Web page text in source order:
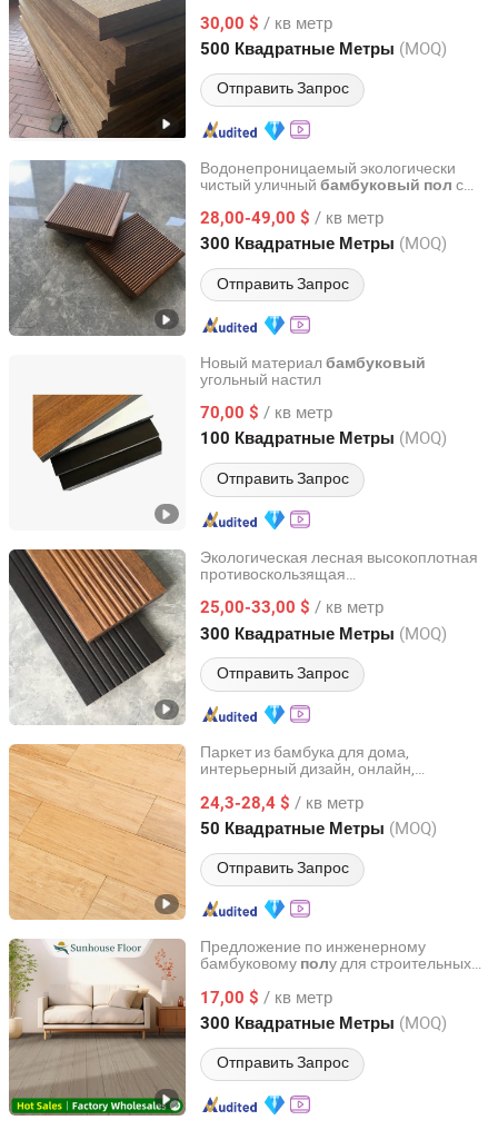
30,00 $ / кв метр
500 Квадратные Метры (MOQ)
Отправить Запрос
Fujian, China с 2014
Водонепроницаемый экологически
чистый уличный бамбуковый пол с
бассейном
28,00-49,00 $ / кв метр
300 Квадратные Метры (MOQ)
Отправить Запрос
Fujian Sanming DACHUAN Bamboo Industry Co., Ltd.
Fujian, China с 2020
Новый материалбамбуковый
угольный настил
70,00 $ / кв метр
100 Квадратные Метры (MOQ)
Отправить Запрос
ZHEJIANG SHUNSHI INTELLIGENT&TECHNOLOGY CO.,
LTD.
Zhejiang, China с 2019
Экологическая лесная высокоплотная
противоскользящая
террасная доска из бамбука
25,00-33,00 $ / кв метр
300 Квадратные Метры (MOQ)
Отправить Запрос
Fujian Sanming DACHUAN Bamboo Industry Co., Ltd.
Fujian, China с 2020
Паркет из бамбука для дома,
интерьерный дизайн, онлайн,
бамбуковый пол
24,3-28,4 $ / кв метр
50 Квадратные Метры (MOQ)
Отправить Запрос
Shanxi Solid Industrial Co., Ltd.
Shanxi, China с 2011
Предложение по инженерному
бамбуковому полу для строительных
17,00 $ / кв метр
300 Квадратные Метры (MOQ)
Отправить Запрос
Anhui Sunhouse Floor Technology Co., Ltd.
Anhui, China с 2022